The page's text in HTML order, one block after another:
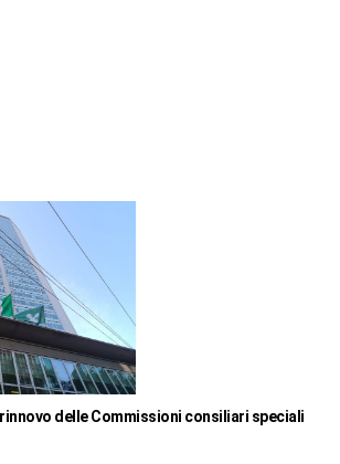
delle Commissioni consiliari speciali